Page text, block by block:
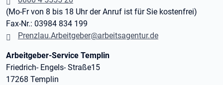
(Mo-Fr von 8 bis 18 Uhr der Anruf ist für Sie kostenfrei)
Fax-Nr.: 03984 834 199
Prenzlau.Arbeitgeber@arbeitsagentur.de
Arbeitgeber-Service Templin
Friedrich- Engels- Straße15
17268 Templin